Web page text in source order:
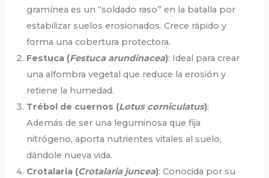
gramínea es un “soldado raso” en la batalla por
estabilizar suelos erosionados. Crece rápido y
forma una cobertura protectora.
Festuca (Festuca arundinacea): Ideal para crear
una alfombra vegetal que reduce la erosión y
retiene la humedad.
Trébol de cuernos (Lotus corniculatus):
Además de ser una leguminosa que fija
nitrógeno, aporta nutrientes vitales al suelo,
dándole nueva vida.
Crotalaria (Crotalaria juncea): Conocida por su